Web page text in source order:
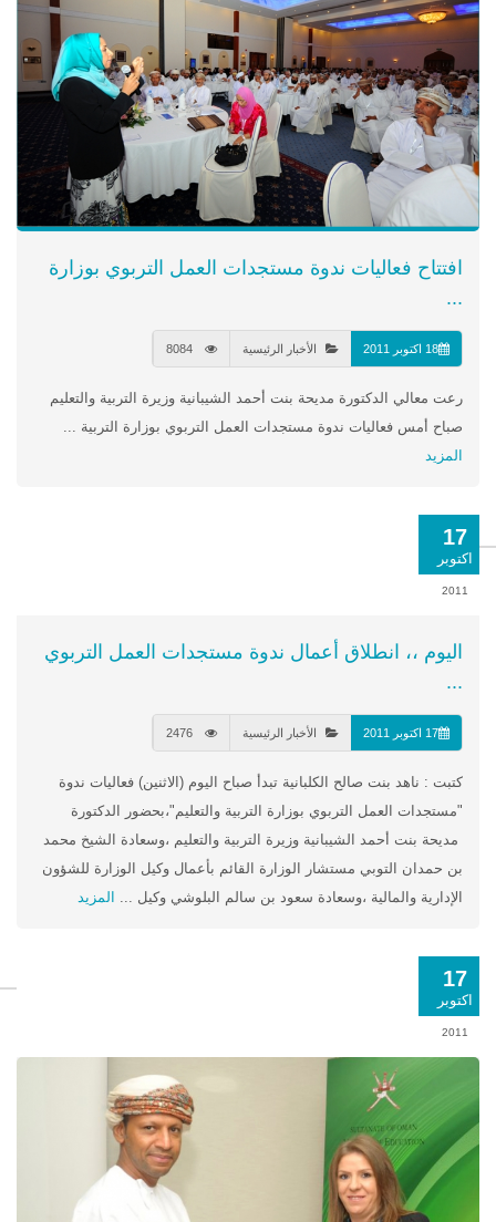
افتتاح فعاليات ندوة مستجدات العمل التربوي بوزارة
...
18 اكتوبر 2011 الأخبار الرئيسية
رعت معالي الدكتورة مديحة بنت أحمد الشيبانية وزيرة التربية والتعليم
صباح أمس فعاليات ندوة مستجدات العمل التربوي بوزارة التربية ...
المزيد
17
اكتوبر
2011
اليوم ،، انطلاق أعمال ندوة مستجدات العمل التربوي
...
17 اكتوبر 2011 الأخبار الرئيسية
كتبت : ناهد بنت صالح الكلبانية تبدأ صباح اليوم (الاثنين) فعاليات ندوة
"مستجدات العمل التربوي بوزارة التربية والتعليم"،بحضور الدكتورة
مديحة بنت أحمد الشيبانية وزيرة التربية والتعليم ،وسعادة الشيخ محمد
بن حمدان التوبي مستشار الوزارة القائم بأعمال وكيل الوزارة للشؤون
الإدارية والمالية ،وسعادة سعود بن سالم البلوشي وكيل ... المزيد
17
اكتوبر
2011